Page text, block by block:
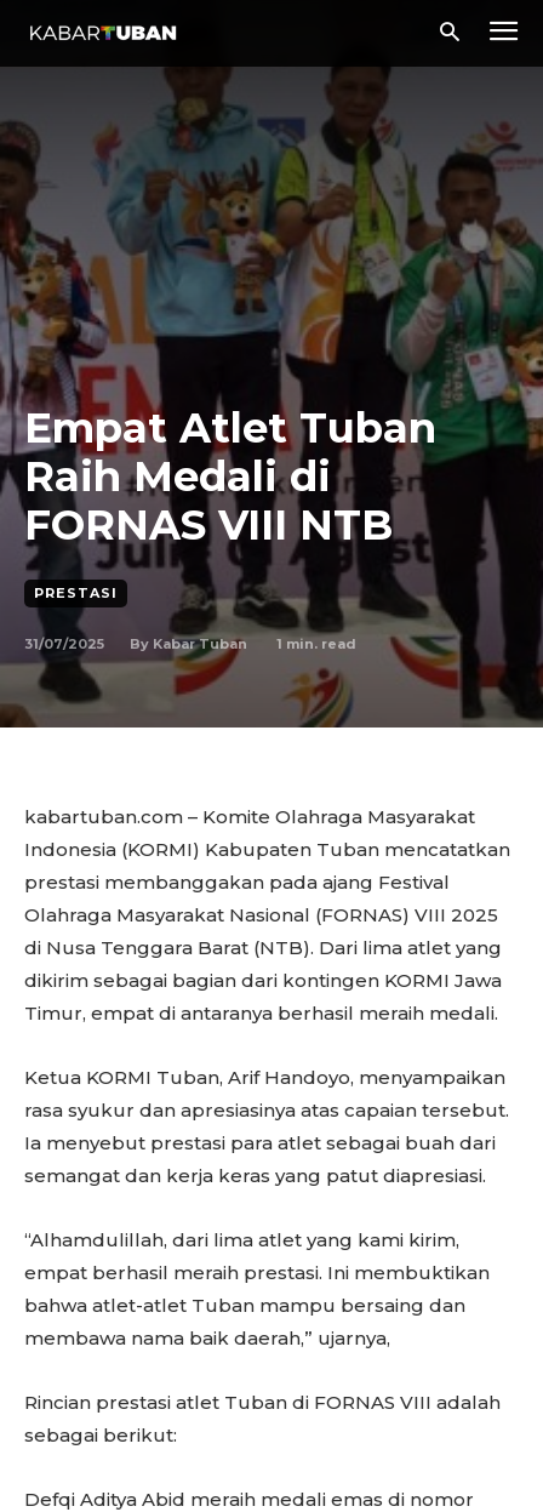
Empat Atlet Tuban
Raih Medali di
FORNAS VIII NTB
PRESTASI
31/07/2025 By Kabar Tuban 1 min. read
kabartuban.com – Komite Olahraga Masyarakat
Indonesia (KORMI) Kabupaten Tuban mencatatkan
prestasi membanggakan pada ajang Festival
Olahraga Masyarakat Nasional (FORNAS) VIII 2025
di Nusa Tenggara Barat (NTB). Dari lima atlet yang
dikirim sebagai bagian dari kontingen KORMI Jawa
Timur, empat di antaranya berhasil meraih medali.
Ketua KORMI Tuban, Arif Handoyo, menyampaikan
rasa syukur dan apresiasinya atas capaian tersebut.
Ia menyebut prestasi para atlet sebagai buah dari
semangat dan kerja keras yang patut diapresiasi.
“Alhamdulillah, dari lima atlet yang kami kirim,
empat berhasil meraih prestasi. Ini membuktikan
bahwa atlet-atlet Tuban mampu bersaing dan
membawa nama baik daerah,” ujarnya,
Rincian prestasi atlet Tuban di FORNAS VIII adalah
sebagai berikut:
Defqi Aditya Abid meraih medali emas di nomor